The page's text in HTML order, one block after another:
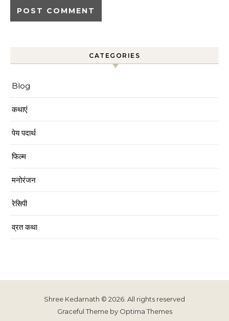
CATEGORIES
Blog
कथाएं
पेय पदार्थ
फिल्म
मनोरंजन
रेसिपी
व्रत कथा
Shree Kedarnath © 2026. All rights reserved
Graceful Theme by Optima Themes